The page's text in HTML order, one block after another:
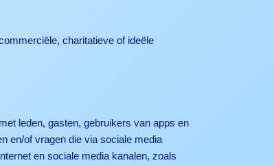
charitatieve of ideële
leden, gasten, gebruikers van apps en
en/of vragen die via sociale media
en sociale media kanalen, zoals